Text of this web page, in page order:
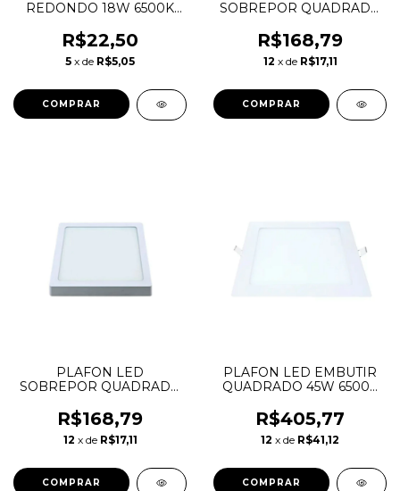
REDONDO 18W 6500K
R$22,50
5 x de R$5,05
SOBREPOR QUADRADO
TASCHIBRA
R$168,79
12 x de R$17,11
PLAFON LED
SOBREPOR QUADRADO
TASCHIBRA
R$168,79
12 x de R$17,11
PLAFON LED EMBUTIR
QUADRADO 45W 6500K
R$405,77
12 x de R$41,12